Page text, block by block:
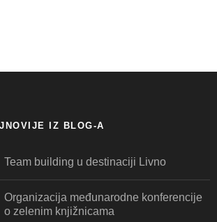
IZ BLOG-A
Team building u destinaciji Livno
Organizacija međunarodne konferencije
o zelenim knjižnicama